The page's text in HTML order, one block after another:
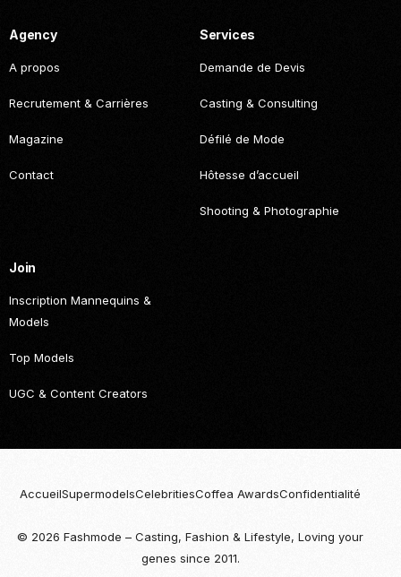
Agency
A propos
Recrutement & Carrières
Magazine
Contact
Services
Demande de Devis
Casting & Consulting
Défilé de Mode
Hôtesse d’accueil
Shooting & Photographie
Join
Inscription Mannequins &
Models
Top Models
UGC & Content Creators
© 2026 Fashmode – Casting, Fashion & Lifestyle, Loving your
genes since 2011.
AccueilSupermodelsCelebritiesCoffea AwardsConfidentialité
Become